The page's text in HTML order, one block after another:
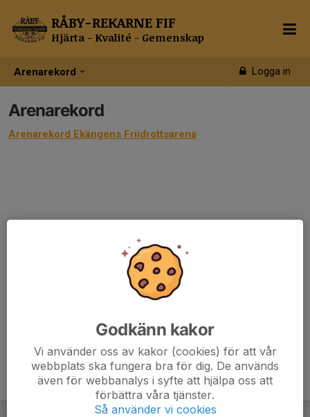
Arenarekord Logga in
RÅBY-REKARNE FIF
Hjärta - Kvalité - Gemenskap
Arenarekord
Arenarekord Ekängens Friidrottsarena
Godkänn kakor
Vi använder oss av kakor (cookies) för att vår
webbplats ska fungera bra för dig. De används
även för webbanalys i syfte att hjälpa oss att
förbättra våra tjänster.
Så använder vi cookies